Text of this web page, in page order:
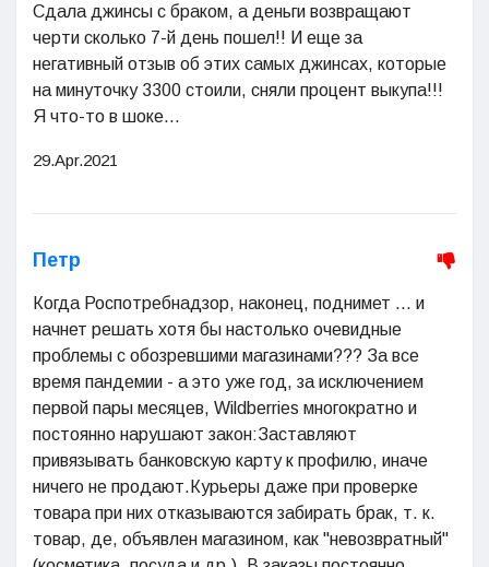
Сдала джинсы с браком, а деньги возвращают
черти сколько 7-й день пошел!! И еще за
негативный отзыв об этих самых джинсах, которые
на минуточку 3300 стоили, сняли процент выкупа!!!
Я что-то в шоке...
29.Apr.2021
Петр
Когда Роспотребнадзор, наконец, поднимет ... и
начнет решать хотя бы настолько очевидные
проблемы с обозревшими магазинами??? За все
время пандемии - а это уже год, за исключением
первой пары месяцев, Wildberries многократно и
постоянно нарушают закон:Заставляют
привязывать банковскую карту к профилю, иначе
ничего не продают.Курьеры даже при проверке
товара при них отказываются забирать брак, т. к.
товар, де, объявлен магазином, как "невозвратный"